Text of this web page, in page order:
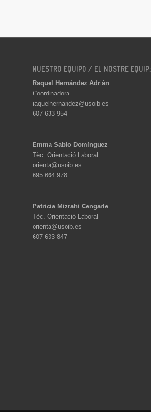
NUESTRO EQUIPO / EL NOSTRE EQUIP:
Raquel Hernández Adrián
Coordinadora
raquelhernandez@usoib.es
607 633 954
Emma Sabio Domínguez
Tèc. Orientació Laboral
orienta@usoib.es
695 664 978
Patricia Mizrahi Cengarle
Tèc. Orientació Laboral
orienta@usoib.es
607 633 847